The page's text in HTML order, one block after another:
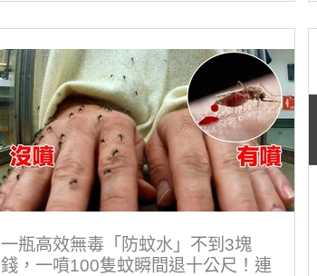
一瓶高效無毒「防蚊水」不到3塊
錢，一噴100隻蚊瞬間退十公尺！連